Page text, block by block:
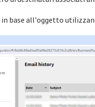
base all'oggetto